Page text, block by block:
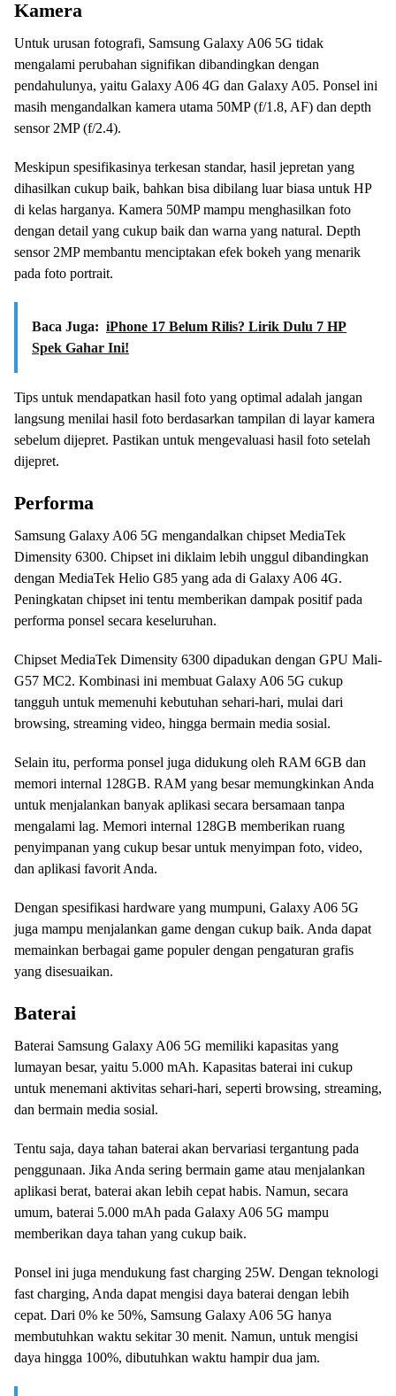
Kamera
Untuk urusan fotografi, Samsung Galaxy A06 5G tidak
mengalami perubahan signifikan dibandingkan dengan
pendahulunya, yaitu Galaxy A06 4G dan Galaxy A05. Ponsel ini
masih mengandalkan kamera utama 50MP (f/1.8, AF) dan depth
sensor 2MP (f/2.4).
Meskipun spesifikasinya terkesan standar, hasil jepretan yang
dihasilkan cukup baik, bahkan bisa dibilang luar biasa untuk HP
di kelas harganya. Kamera 50MP mampu menghasilkan foto
dengan detail yang cukup baik dan warna yang natural. Depth
sensor 2MP membantu menciptakan efek bokeh yang menarik
pada foto portrait.
Baca Juga: iPhone 17 Belum Rilis? Lirik Dulu 7 HP
Spek Gahar Ini!
Tips untuk mendapatkan hasil foto yang optimal adalah jangan
langsung menilai hasil foto berdasarkan tampilan di layar kamera
sebelum dijepret. Pastikan untuk mengevaluasi hasil foto setelah
dijepret.
Performa
Samsung Galaxy A06 5G mengandalkan chipset MediaTek
Dimensity 6300. Chipset ini diklaim lebih unggul dibandingkan
dengan MediaTek Helio G85 yang ada di Galaxy A06 4G.
Peningkatan chipset ini tentu memberikan dampak positif pada
performa ponsel secara keseluruhan.
Chipset MediaTek Dimensity 6300 dipadukan dengan GPU Mali-
G57 MC2. Kombinasi ini membuat Galaxy A06 5G cukup
tangguh untuk memenuhi kebutuhan sehari-hari, mulai dari
browsing, streaming video, hingga bermain media sosial.
Selain itu, performa ponsel juga didukung oleh RAM 6GB dan
memori internal 128GB. RAM yang besar memungkinkan Anda
untuk menjalankan banyak aplikasi secara bersamaan tanpa
mengalami lag. Memori internal 128GB memberikan ruang
penyimpanan yang cukup besar untuk menyimpan foto, video,
dan aplikasi favorit Anda.
Dengan spesifikasi hardware yang mumpuni, Galaxy A06 5G
juga mampu menjalankan game dengan cukup baik. Anda dapat
memainkan berbagai game populer dengan pengaturan grafis
yang disesuaikan.
Baterai
Baterai Samsung Galaxy A06 5G memiliki kapasitas yang
lumayan besar, yaitu 5.000 mAh. Kapasitas baterai ini cukup
untuk menemani aktivitas sehari-hari, seperti browsing, streaming,
dan bermain media sosial.
Tentu saja, daya tahan baterai akan bervariasi tergantung pada
penggunaan. Jika Anda sering bermain game atau menjalankan
aplikasi berat, baterai akan lebih cepat habis. Namun, secara
umum, baterai 5.000 mAh pada Galaxy A06 5G mampu
memberikan daya tahan yang cukup baik.
Ponsel ini juga mendukung fast charging 25W. Dengan teknologi
fast charging, Anda dapat mengisi daya baterai dengan lebih
cepat. Dari 0% ke 50%, Samsung Galaxy A06 5G hanya
membutuhkan waktu sekitar 30 menit. Namun, untuk mengisi
daya hingga 100%, dibutuhkan waktu hampir dua jam.